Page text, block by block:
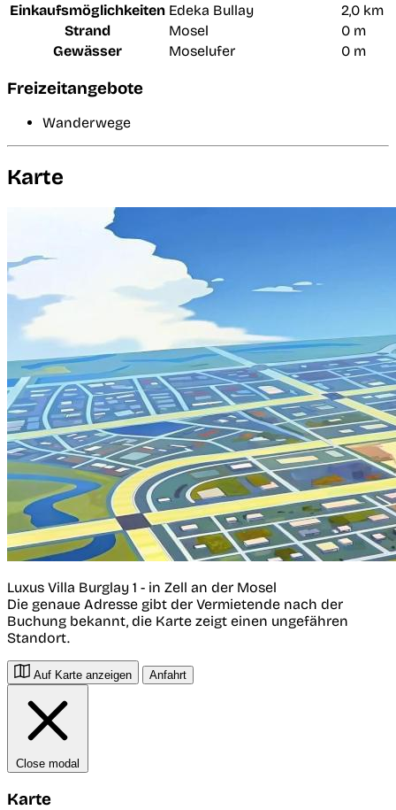
Einkaufsmöglichkeiten Edeka Bullay
2,0 km
Strand
Mosel
0 m
Gewässer
Moselufer 0 m
Freizeitangebote
Wanderwege
Karte
Luxus Villa Burglay 1 - in Zell an der Mosel
Die genaue Adresse gibt der Vermietende nach der
Buchung bekannt, die Karte zeigt einen ungefähren
Standort.
Auf Karte anzeigen Anfahrt
Close modal
Karte